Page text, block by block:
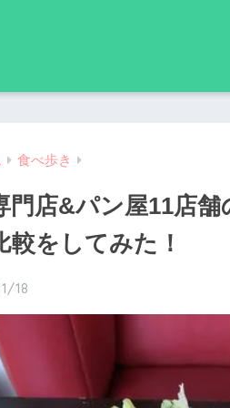
食べ歩き
門店&パン屋11店
較をしてみた！
18